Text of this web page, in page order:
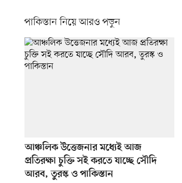
পাকিস্তান নিয়ে আরও পড়ুন
আঞ্চলিক উত্তেজনার মধ্যেই আজ
প্রতিরক্ষা চুক্তি সই করতে যাচ্ছে সৌদি
আরব, তুরস্ক ও পাকিস্তান